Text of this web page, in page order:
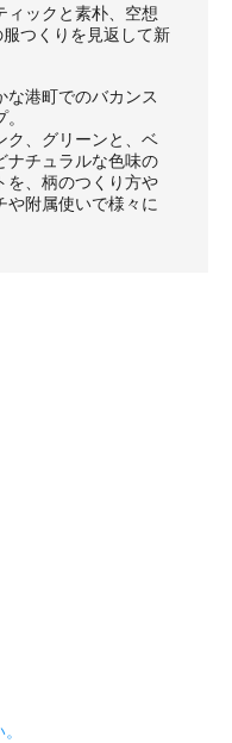
ィックと素朴、空想
つくりを見返して新
な港町でのバカンス
ク、グリーンと、ベ
ナチュラルな色味の
を、柄のつくり方や
や附属使いで様々に